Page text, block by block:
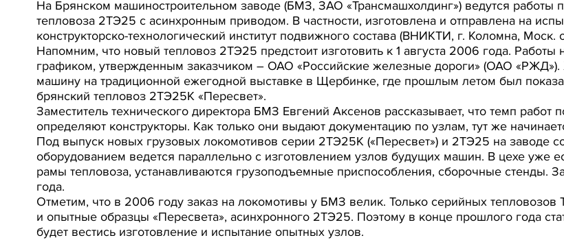
На Брянском машиностроительном заводе (БМЗ, ЗАО «Трансмашхолдинг») ведутся работы
тепловоза 2ТЭ25 с асинхронным приводом. В частности, изготовлена и отправлена на
конструкторско-технологический институт подвижного состава (ВНИКТИ, г. Коломна,
Напомним, что новый тепловоз 2ТЭ25 предстоит изготовить к 1 августа 2006 года. Работы
графиком, утвержденным заказчиком – ОАО «Российские железные дороги» (ОАО
машину на традиционной ежегодной выставке в Щербинке, где прошлым летом был
брянский тепловоз 2ТЭ25К «Пересвет».
Заместитель технического директора БМЗ Евгений Аксенов рассказывает, что темп
определяют конструкторы. Как только они выдают документацию по узлам, тут же
Под выпуск новых грузовых локомотивов серии 2ТЭ25К («Пересвет») и 2ТЭ25 на заводе
оборудованием ведется параллельно с изготовлением узлов будущих машин. В цехе уже
рамы тепловоза, устанавливаются грузоподъемные приспособления, сборочные стенды.
года.
Отметим, что в 2006 году заказ на локомотивы у БМЗ велик. Только серийных тепловозов
и опытные образцы «Пересвета», асинхронного 2ТЭ25. Поэтому в конце прошлого года
будет вестись изготовление и испытание опытных узлов.